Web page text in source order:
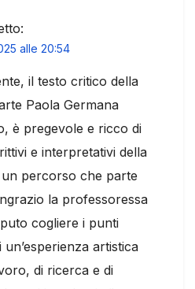
alle 20:54
il testo critico della
Paola Germana
è pregevole e ricco di
e interpretativi della
percorso che parte
la professoressa
cogliere i punti
un’esperienza artistica
di ricerca e di